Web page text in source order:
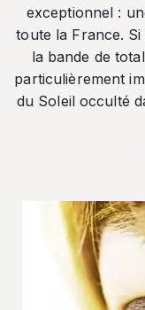
exceptionnel :
toute la France.
la bande de
particulièrement
du Soleil occulté